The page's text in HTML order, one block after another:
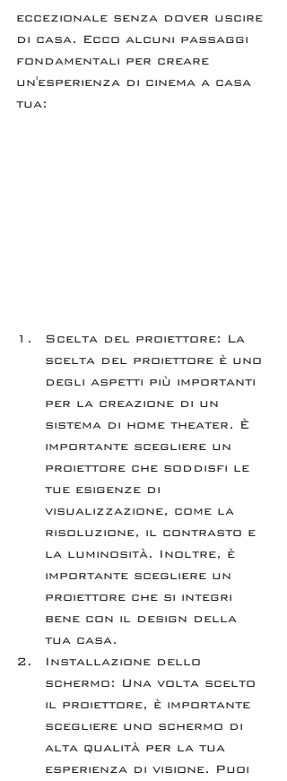
eccezionale senza dover uscire
di casa. Ecco alcuni passaggi
fondamentali per creare
un'esperienza di cinema a casa
tua:
Scelta del proiettore: La
scelta del proiettore è uno
degli aspetti più importanti
per la creazione di un
sistema di home theater. È
importante scegliere un
proiettore che soddisfi le
tue esigenze di
visualizzazione, come la
risoluzione, il contrasto e
la luminosità. Inoltre, è
importante scegliere un
proiettore che si integri
bene con il design della
tua casa.
Installazione dello
schermo: Una volta scelto
il proiettore, è importante
scegliere uno schermo di
alta qualità per la tua
esperienza di visione. Puoi